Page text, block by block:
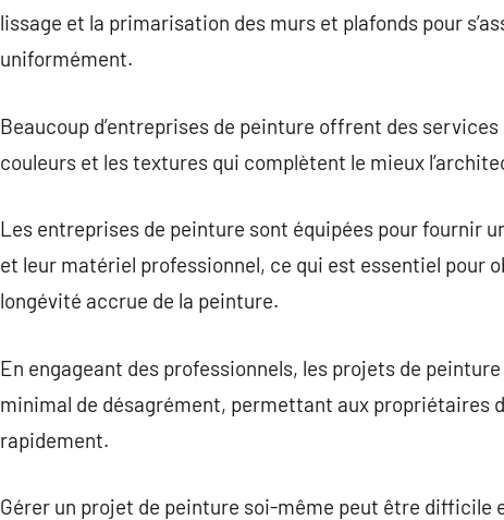
lissage et la primarisation des murs et plafonds pour
uniformément.
Beaucoup d’entreprises de peinture offrent des
couleurs et les textures qui complètent le mieux
Les entreprises de peinture sont équipées pour fournir
et leur matériel professionnel, ce qui est essentiel pour
longévité accrue de la peinture.
En engageant des professionnels, les projets de
minimal de désagrément, permettant aux propriétaires
rapidement.
Gérer un projet de peinture soi-même peut être difficile